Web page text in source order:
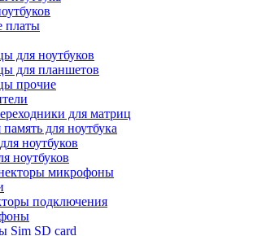
платы
для ноутбуков
для планшетов
прочие
для матриц
для ноутбука
ноутбуков
ноутбуков
микрофоны
подключения
Sim SD card